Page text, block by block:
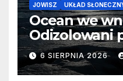
JOWISZ UKŁAD
Ocean we
Odizolowani
barierę
6 SIERPNIA 2026